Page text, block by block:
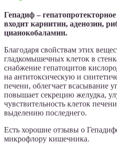
Гепадиф –
входит карнитин, аденозин,
цианокобаламин.
Благодаря свойствам этих
гладкомышечных клеток в
снабжение гепатоцитов
на антитоксическую и
печени, облегчает всасывание
повышает секрецию желудка,
чувствительность клеток
выделению последнего.
Есть хорошие отзывы о
микрофлору кишечника.